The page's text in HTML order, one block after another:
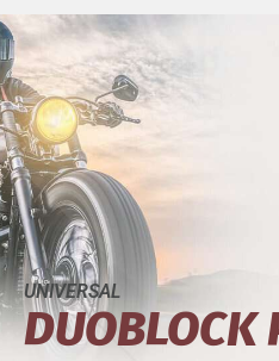
DUOBLOCK
UNIVERSAL